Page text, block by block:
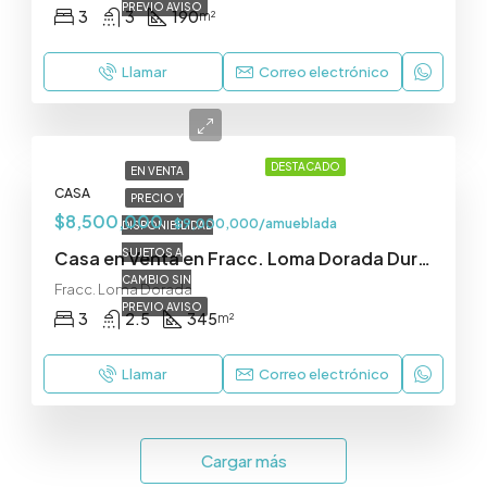
PREVIO AVISO
3 3 190m²
Llamar Correo electrónico
DESTACADO
EN VENTA
PRECIO Y
DISPONIBILIDAD
SUJETOS A
CAMBIO SIN
PREVIO AVISO
CASA
$8,500,000 $9,000,000/amueblada
Casa en Venta en Fracc. Loma Dorada Durango
Fracc. Loma Dorada
3 2.5 345m²
Llamar Correo electrónico
Cargar más